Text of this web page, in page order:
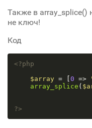
Также в array_splice()
не ключ!
Код
<?php
$array = [ 0 =>
array_splice (
?>